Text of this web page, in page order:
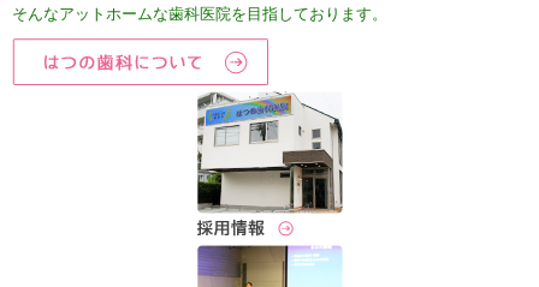
そんなアットホームな歯科医院を目指しております。